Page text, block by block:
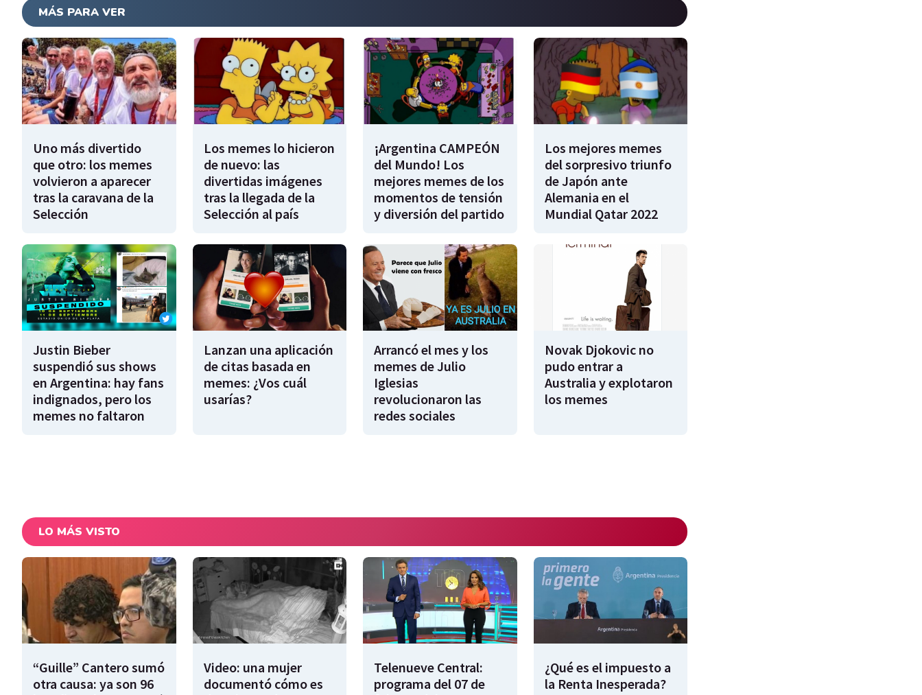
MÁS PARA VER
Uno más divertido
que otro: los memes
volvieron a aparecer
tras la caravana de la
Selección
Los memes lo hicieron
de nuevo: las
divertidas imágenes
tras la llegada de la
Selección al país
¡Argentina CAMPEÓN
del Mundo! Los
mejores memes de los
momentos de tensión
y diversión del partido
Los mejores memes
del sorpresivo triunfo
de Japón ante
Alemania en el
Mundial Qatar 2022
Justin Bieber
suspendió sus shows
en Argentina: hay fans
indignados, pero los
memes no faltaron
Lanzan una aplicación
de citas basada en
memes: ¿Vos cuál
usarías?
Arrancó el mes y los
memes de Julio
Iglesias
revolucionaron las
redes sociales
Novak Djokovic no
pudo entrar a
Australia y explotaron
los memes
LO MÁS VISTO
“Guille” Cantero sumó
otra causa: ya son 96
Video: una mujer
documentó cómo es
Telenueve Central:
programa del 07 de
¿Qué es el impuesto a
la Renta Inesperada?